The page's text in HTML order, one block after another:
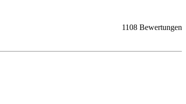
1108 Bewertungen